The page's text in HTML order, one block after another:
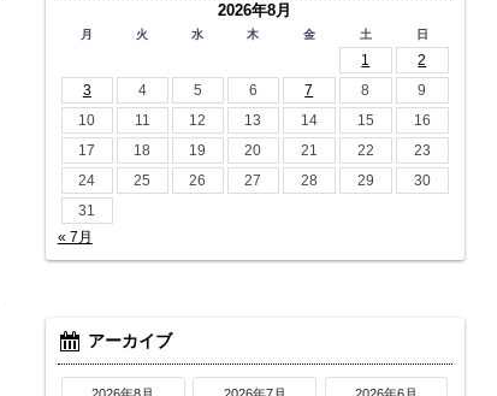
2026年8月
月 火 水 木 金 土 日
1
2
3
4 5 6 7 8
9
10
11 12 13 14 15
16
17
18 19 20 21 22
23
24
25 26 27 28 29
30
31
« 7月
アーカイブ